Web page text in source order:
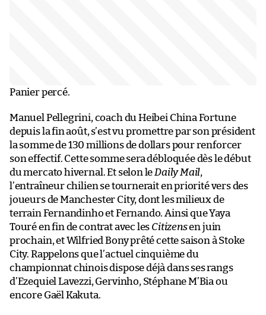
Panier percé.
Manuel Pellegrini, coach du Heibei China Fortune
depuis la fin août, s’est vu promettre par son président
la somme de 130 millions de dollars pour renforcer
son effectif. Cette somme sera débloquée dès le début
du mercato hivernal. Et selon leDaily Mail,
l’entraîneur chilien se tournerait en priorité vers des
joueurs de Manchester City, dont les milieux de
terrain Fernandinho et Fernando. Ainsi que Yaya
Touré en fin de contrat avec les Citizensen juin
prochain, et Wilfried Bony prêté cette saison à Stoke
City. Rappelons que l’actuel cinquième du
championnat chinois dispose déjà dans ses rangs
d’Ezequiel Lavezzi, Gervinho, Stéphane M’Bia ou
encore Gaël Kakuta.